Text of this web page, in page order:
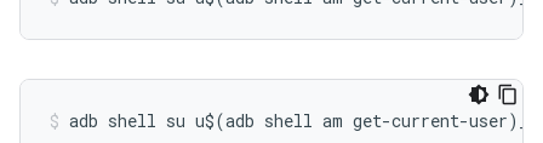
adb shell su u$(adb shell am get-current-